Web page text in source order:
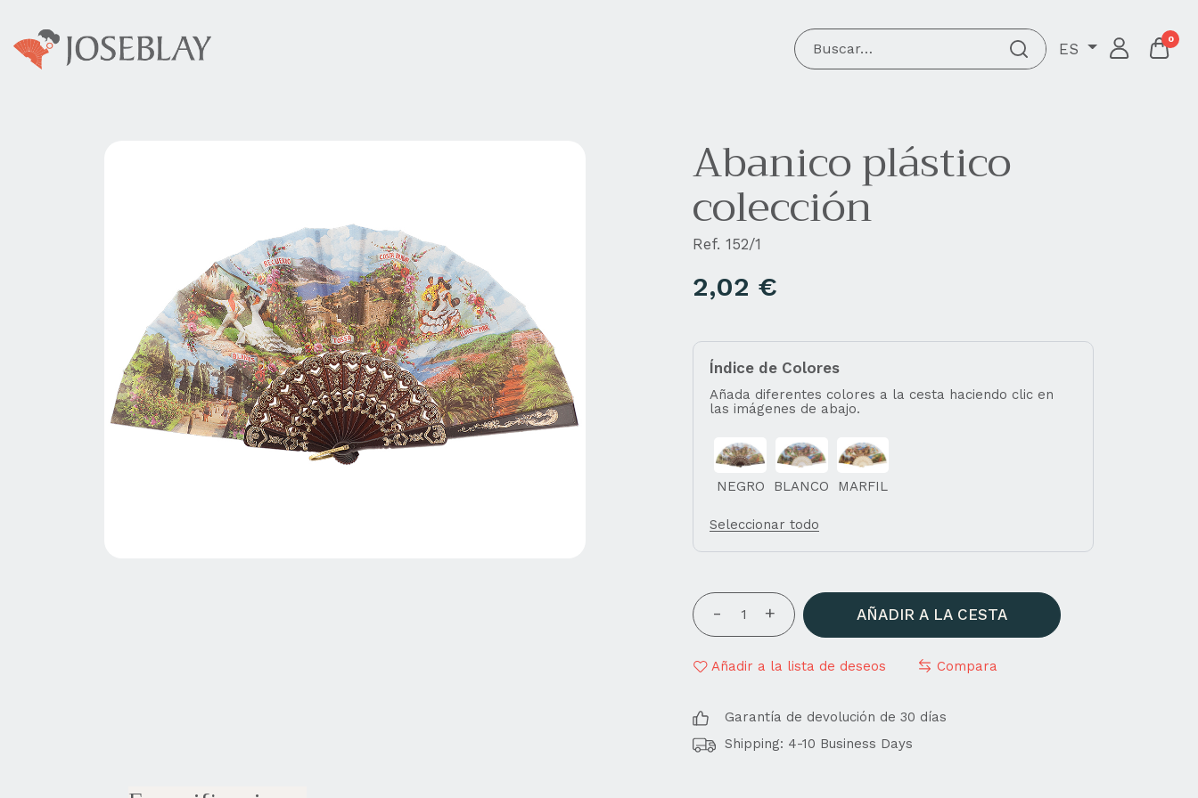
ES
0
Abanico plástico
colección
Índice de Colores
Añada diferentes colores a la cesta haciendo clic en
las imágenes de abajo.
NEGRO BLANCO MARFIL
Seleccionar todo
Ref. 152/1
2,02 €
AÑADIR A LA CESTA
Añadir a la lista de deseos Compara
Garantía de devolución de 30 días
Shipping: 4-10 Business Days